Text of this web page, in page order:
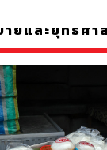
ายและยุทธศ